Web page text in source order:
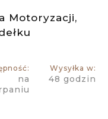
Motoryzacji,
na
Wysyłka w:
48 godzin